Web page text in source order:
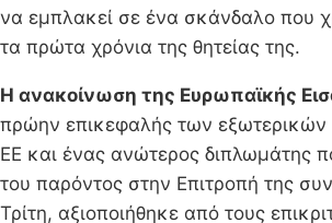
να εμπλακεί σε ένα σκάνδαλο που
τα πρώτα χρόνια της θητείας της.
Η ανακοίνωση της Ευρωπαϊκής
πρώην επικεφαλής των
ΕΕ και ένας ανώτερος διπλωμάτης
του παρόντος στην Επιτροπή της
Τρίτη, αξιοποιήθηκε από τους